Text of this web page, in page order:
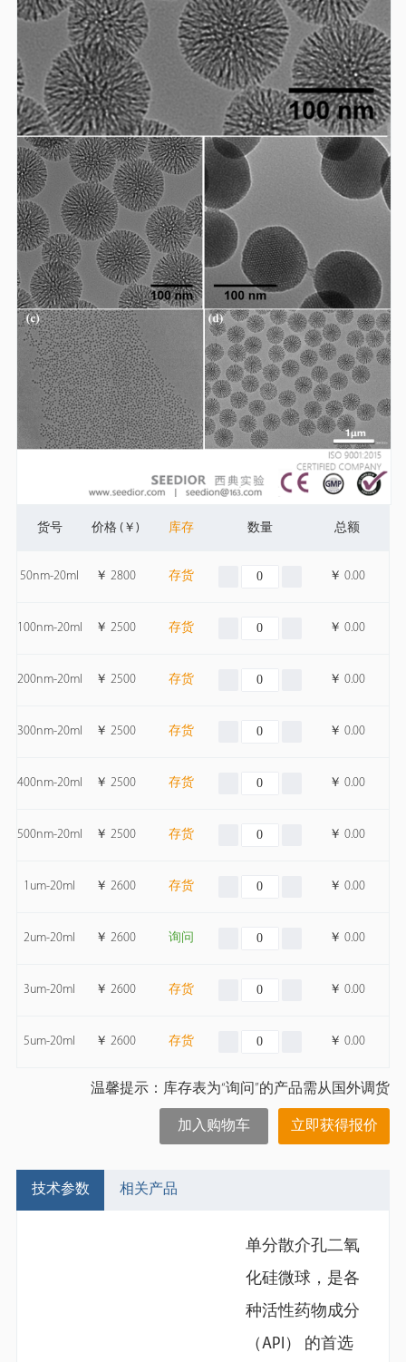
货号 价格 (￥) 库存 数量 总额
50nm-20ml ￥ 2800 存货 ￥ 0.00
100nm-20ml ￥ 2500 存货 ￥ 0.00
200nm-20ml ￥ 2500 存货 ￥ 0.00
300nm-20ml ￥ 2500 存货 ￥ 0.00
400nm-20ml ￥ 2500 存货 ￥ 0.00
500nm-20ml ￥ 2500 存货 ￥ 0.00
1um-20ml ￥ 2600 存货 ￥ 0.00
2um-20ml ￥ 2600 询问 ￥ 0.00
3um-20ml ￥ 2600 存货 ￥ 0.00
5um-20ml ￥ 2600 存货 ￥ 0.00
温馨提示：库存表为“询问”的产品需从国外调货
立即获得报价
加入购物车
技术参数 相关产品
单分散介孔二氧
化硅微球，是各
种活性药物成分
（API） 的首选